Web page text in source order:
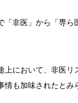
非医」から「専ら
において、非医
も加味されたとみ